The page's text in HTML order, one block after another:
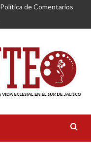
Política de Comentarios